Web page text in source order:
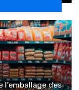
l’emballage des